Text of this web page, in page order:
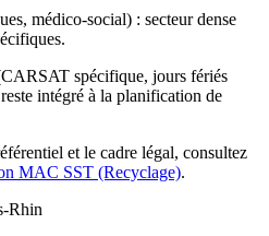
médico-social) : secteur dense
spécifique, jours fériés
intégré à la planification de
et le cadre légal, consultez
MAC SST (Recyclage).
Rhin